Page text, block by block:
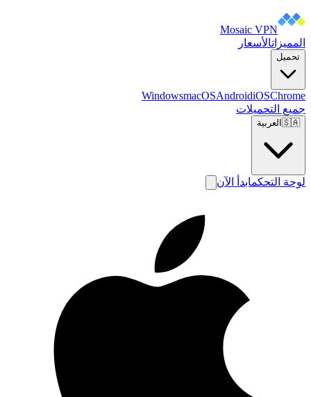
Mosaic VPN
المميزاتالأسعار
تحميل
WindowsmacOSAndroidiOSChrome
جميع التحميلات
🇸🇦 العربية
لوحة التحكمابدأ الآن